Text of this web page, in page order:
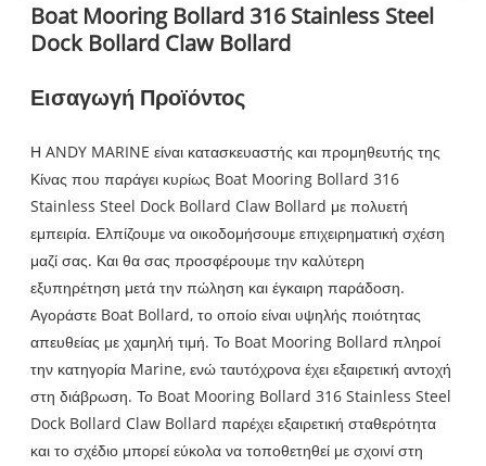
Boat Mooring Bollard 316 Stainless Steel
Dock Bollard Claw Bollard
Εισαγωγή Προϊόντος
Η ANDY MARINE είναι κατασκευαστής και προμηθευτής της
Κίνας που παράγει κυρίως Boat Mooring Bollard 316
Stainless Steel Dock Bollard Claw Bollard με πολυετή
εμπειρία. Ελπίζουμε να οικοδομήσουμε επιχειρηματική σχέση
μαζί σας. Και θα σας προσφέρουμε την καλύτερη
εξυπηρέτηση μετά την πώληση και έγκαιρη παράδοση.
Αγοράστε Boat Bollard, το οποίο είναι υψηλής ποιότητας
απευθείας με χαμηλή τιμή. Το Boat Mooring Bollard πληροί
την κατηγορία Marine, ενώ ταυτόχρονα έχει εξαιρετική αντοχή
στη διάβρωση. Το Boat Mooring Bollard 316 Stainless Steel
Dock Bollard Claw Bollard παρέχει εξαιρετική σταθερότητα
και το σχέδιο μπορεί εύκολα να τοποθετηθεί με σχοινί στη